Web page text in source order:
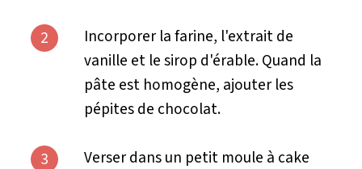
2
Incorporer la farine, l'extrait de
vanille et le sirop d'érable. Quand la
pâte est homogène, ajouter les
pépites de chocolat.
3
Verser dans un petit moule à cake